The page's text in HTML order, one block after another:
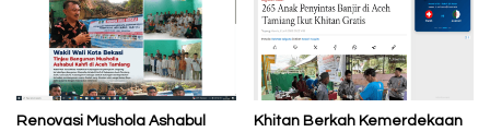
Renovasi Mushola Ashabul
Khitan Berkah Kemerdekaan